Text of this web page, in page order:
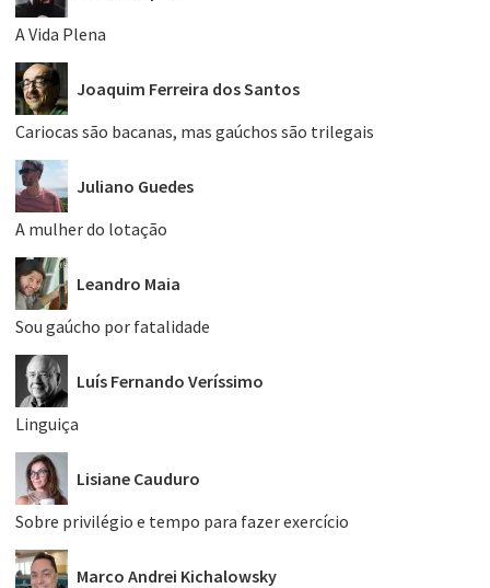
A Vida Plena
Joaquim Ferreira dos Santos
Cariocas são bacanas, mas gaúchos são trilegais
Juliano Guedes
A mulher do lotação
Leandro Maia
Sou gaúcho por fatalidade
Luís Fernando Veríssimo
Linguiça
Lisiane Cauduro
Sobre privilégio e tempo para fazer exercício
Marco Andrei Kichalowsky